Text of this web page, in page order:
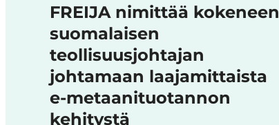
FREIJA nimittää kokeneen
suomalaisen
teollisuusjohtajan
johtamaan laajamittaista
e-metaanituotannon
kehitystä